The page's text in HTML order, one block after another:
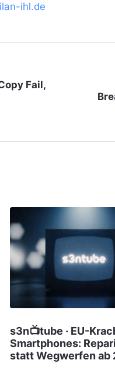
ihl.de
Fail,
s3n📺tube · EU-
Smartphones:
statt Wegwerfen ab